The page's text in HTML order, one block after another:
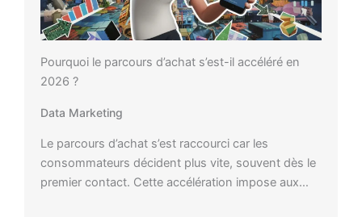
Pourquoi le parcours d’achat s’est-il accéléré en
2026 ?
Data Marketing
Le parcours d’achat s’est raccourci car les
consommateurs décident plus vite, souvent dès le
premier contact. Cette accélération impose aux…